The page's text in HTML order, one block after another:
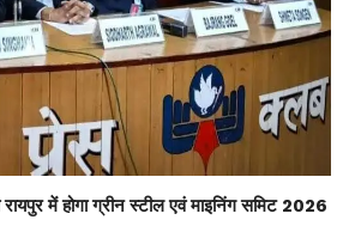
में होगा ग्रीन स्टील एवं माइनिंग समिट 2026